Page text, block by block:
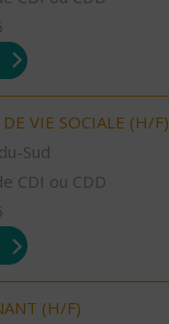
VIE SOCIALE (H/F)
Sud
CDI ou CDD
(H/F)